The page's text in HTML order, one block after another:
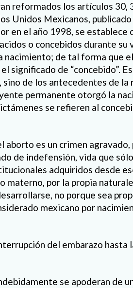
reformados los artículos 30,
Unidos Mexicanos,
en el año 1998, se establece
o concebidos durante
nacimiento; de tal forma que
significado de “concebido”.
de los antecedentes de la
permanente otorgó la
se refieren al
aborto es un crimen
de indefensión, vida que
adquiridos desde
por la propia
no porque sea
mexicano por
del embarazo hasta
se apoderan de